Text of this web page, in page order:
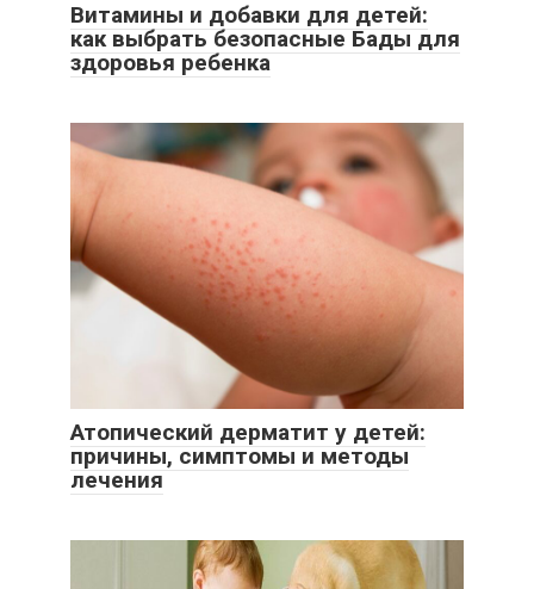
Витамины и добавки для детей:
как выбрать безопасные Бады для
здоровья ребенка
Атопический дерматит у детей:
причины, симптомы и методы
лечения